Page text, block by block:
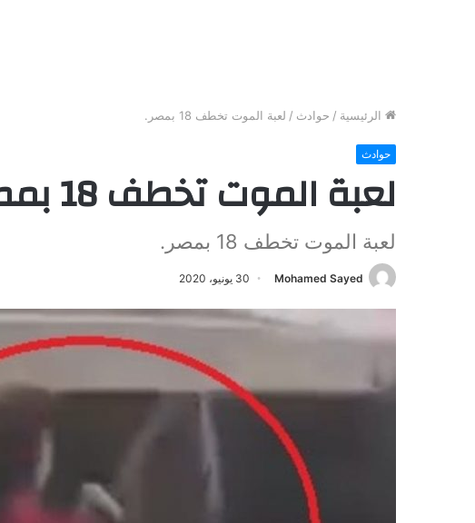
الرئيسية / حوادث / لعبة الموت تخطف 18 بمصر.
حوادث
لعبة الموت تخطف 18 بمصر.
لعبة الموت تخطف 18 بمصر.
Mohamed Sayed 30 يونيو، 2020